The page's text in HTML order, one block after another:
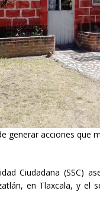
Claudia Sheinbaum
paz, soberanía y
SHEINBAUM Y LORENA
CASTELLANOS” EN
] Lotería del Bicentenario
generar acciones que
Ciudadana (SSC)
en Tlaxcala, y el